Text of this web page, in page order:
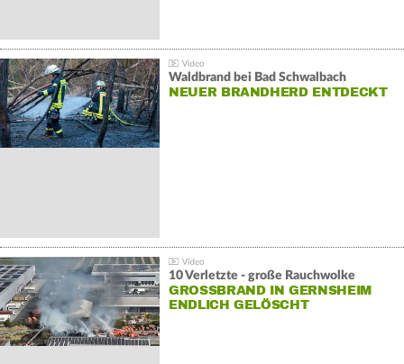
Waldbrand bei Bad Schwalbach
NEUER BRANDHERD ENTDECKT
10 Verletzte - große Rauchwolke
GROSSBRAND IN GERNSHEIM E
NDLICH GELÖSCHT